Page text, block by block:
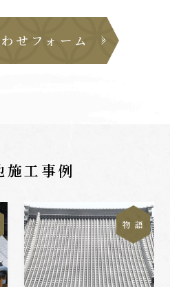
せフォーム
施工事例
物 語